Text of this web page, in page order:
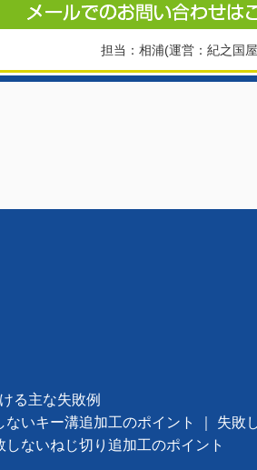
担当：相浦(運営：紀之国
る主な失敗例
ないキー溝追加工のポイント
失敗
しないねじ切り追加工のポイント